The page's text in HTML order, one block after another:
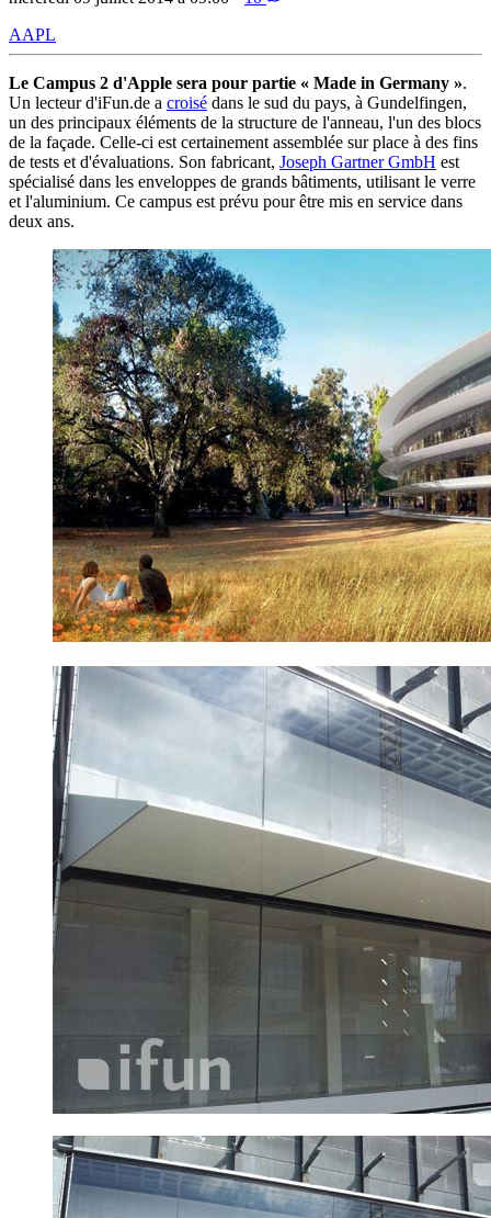
AAPL
Le Campus 2 d'Apple sera pour partie « Made in Germany ».
Un lecteur d'iFun.de a croisé dans le sud du pays, à Gundelfingen,
un des principaux éléments de la structure de l'anneau, l'un des blocs
de la façade. Celle-ci est certainement assemblée sur place à des fins
de tests et d'évaluations. Son fabricant, Joseph Gartner GmbH est
spécialisé dans les enveloppes de grands bâtiments, utilisant le verre
et l'aluminium. Ce campus est prévu pour être mis en service dans
deux ans.